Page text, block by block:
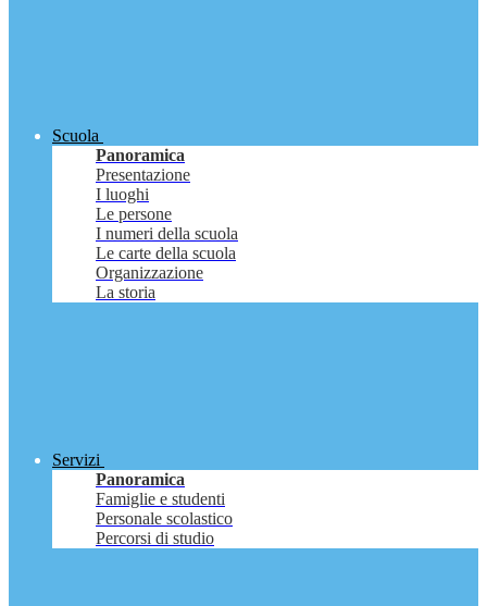
Scuola
Panoramica
Presentazione
I luoghi
Le persone
I numeri della scuola
Le carte della scuola
Organizzazione
La storia
Servizi
Panoramica
Famiglie e studenti
Personale scolastico
Percorsi di studio